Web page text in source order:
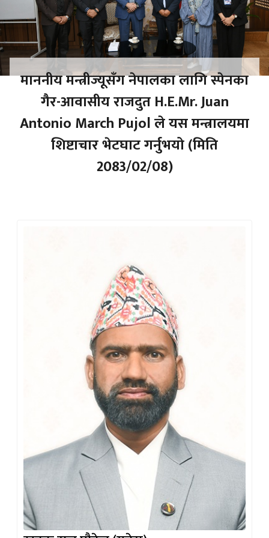
माननीय मन्त्रीज्यूसँग नेपालका लागि स्पेनका
गैर-आवासीय राजदुत H.E.Mr. Juan
Antonio March Pujol ले यस मन्त्रालयमा
शिष्टाचार भेटघाट गर्नुभयो (मिति
2083/02/08)